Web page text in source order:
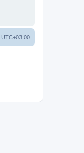
UTC+03:00